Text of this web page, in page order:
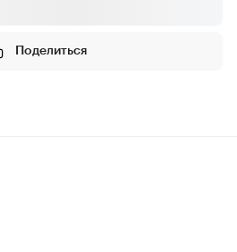
Поделиться